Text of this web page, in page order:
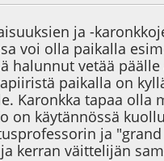
ja -
voi olla paikalla
halunnut vetää
paikalla on
Karonkka tapaa
on käytännössä
ja
kerran väittelijän